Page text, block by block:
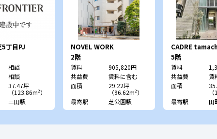
丁目PJ
相談
相談
37.47坪
（123.86m²）
三田駅
NOVEL WORK
Shibakoen
2階
賃料
905,820円
共益費
賃料に含む
面積
29.22坪
（96.62m²）
最寄駅
芝公園駅
CADRE
レ 田町）
5階
賃料
共益費
賃
面積
最寄駅
田